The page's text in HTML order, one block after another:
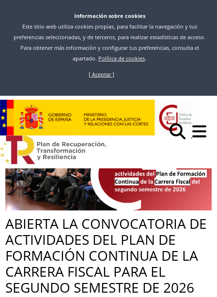
contenido
Información sobre cookies
Este sitio web utiliza cookies propias, para facilitar la navegación y tus
preferencias seleccionadas, y de terceros, para realizar estadísticas de acceso.
Para obtener más información y configurar tus preferencias, consulta el
apartado. Política de cookies.
[ Aceptar ]
ABIERTA LA CONVOCATORIA DE ACTIVIDADES DEL PLAN DE
FORMACIÓN CONTINUA DE LA CARRERA FISCAL PARA EL SEGUNDO
SEMESTRE DE 2026
ABIERTA LA CONVOCATORIA DE
ACTIVIDADES DEL PLAN DE
FORMACIÓN CONTINUA DE LA
CARRERA FISCAL PARA EL
SEGUNDO SEMESTRE DE 2026